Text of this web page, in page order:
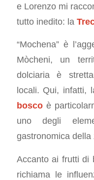
e Lorenzo mi
tutto inedito: la
“Mochena” è
Mòcheni, un
dolciaria è
locali. Qui, infatti,
boscoè
uno degli
gastronomica della
Accanto ai frutti di
richiama le